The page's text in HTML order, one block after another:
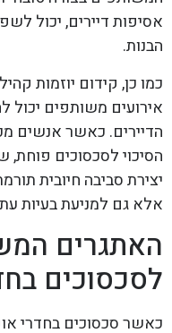
אסיפות דיירים, יכול
הבנות.
כמו כן, קידום יוזמות
אירועים משותפים
הדיירים. כאשר אנשים
הסיכוי לסכסוכים פוחת,
יצירת סביבה חיובית
אלא גם למניעת בעיות
האתגרים
לסכסוכים
כאשר סכסוכים בחדרי